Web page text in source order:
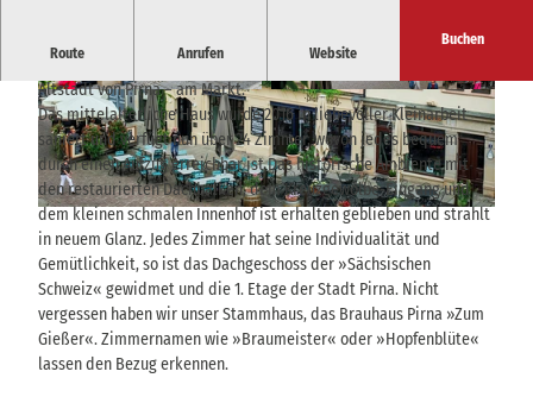
© Privatbrauerei Schmees-Besgen GmbH & Co.KG | CC-BY-SA
© Privatbrauerei Schmees-Besgen GmbH & Co.
KG |CC-BY-SA
© Privatbrauerei Schmees-Besgen GmbH & Co.
KG |CC-BY-SA
Route Anrufen Website
Buchen
Unser inhabergeführtes Hotel befindet sich direkt im Herzen der
Altstadt von Pirna – am Markt.
Das mittelalterliche Haus wurde 2016 in liebevoller Kleinarbeit
saniert und verfügt nun über 24 Zimmer, wovon jedes bequem
durch einen Aufzug erreichbar ist Das historische Ambiente mit
den restaurierten Dachbalken, dem Kreuzgewölbe-Eingang und
dem kleinen schmalen Innenhof ist erhalten geblieben und strahlt
in neuem Glanz. Jedes Zimmer hat seine Individualität und
Gemütlichkeit, so ist das Dachgeschoss der »Sächsischen
Schweiz« gewidmet und die 1. Etage der Stadt Pirna. Nicht
vergessen haben wir unser Stammhaus, das Brauhaus Pirna »Zum
Gießer«. Zimmernamen wie »Braumeister« oder »Hopfenblüte«
lassen den Bezug erkennen.